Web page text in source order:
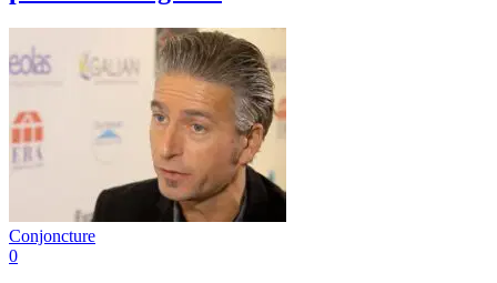
Conjoncture
0